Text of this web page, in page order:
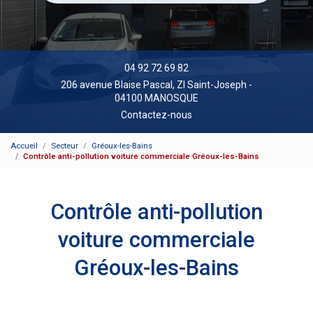
04 92 72 69 82
206 avenue Blaise Pascal, ZI Saint-Joseph -
04100 MANOSQUE
Contactez-nous
Accueil Secteur
Gréoux-les-Bains
Contrôle anti-pollution voiture commerciale Gréoux-les-Bains
Contrôle anti-pollution
voiture commerciale
Gréoux-les-Bains